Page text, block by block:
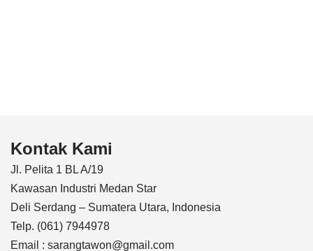
Kontak Kami
Jl. Pelita 1 BL A/19
Kawasan Industri Medan Star
Deli Serdang – Sumatera Utara, Indonesia
Telp. (061) 7944978
Email : sarangtawon@gmail.com